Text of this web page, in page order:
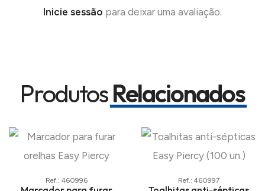
Inicie sessão para deixar uma avaliação.
ProdutosRelacionados
Ref.: 460996 Ref.: 460997